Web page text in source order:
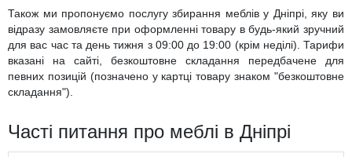
Також ми пропонуємо послугу збирання меблів у Дніпрі, яку ви
відразу замовляєте при оформленні товару в будь-який зручний
для вас час та день тижня з 09:00 до 19:00 (крім неділі). Тарифи
вказані на сайті, безкоштовне складання передбачене для
певних позицій (позначено у картці товару знаком "безкоштовне
складання").
Часті питання про меблі в Дніпрі